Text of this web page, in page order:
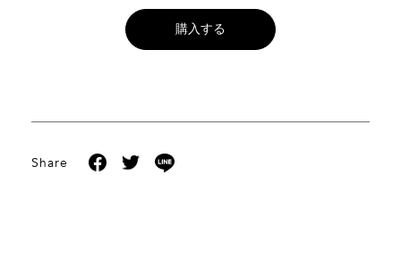
購入する
Share